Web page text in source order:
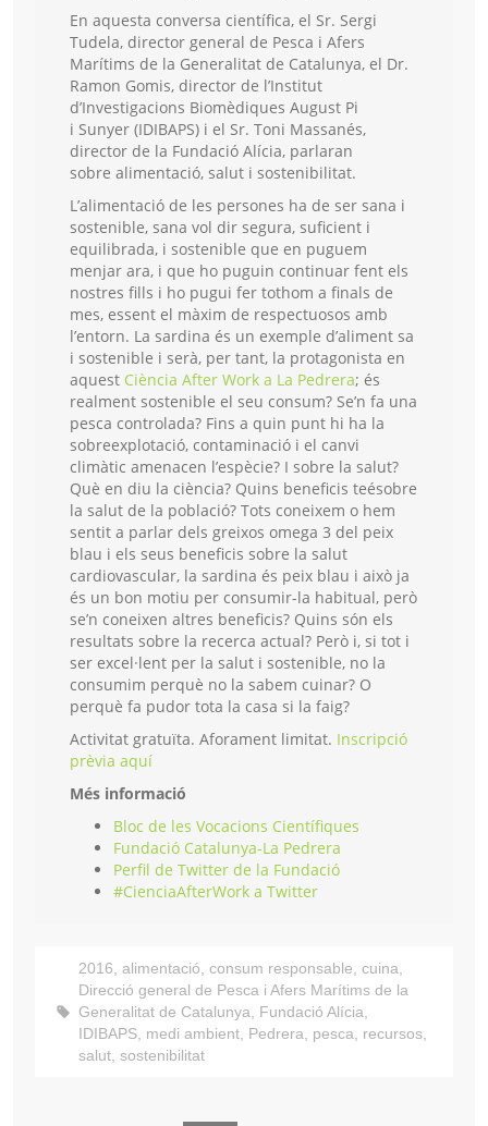
En aquesta conversa científica, el Sr. Sergi
Tudela, director general de Pesca i Afers
Marítims de la Generalitat de Catalunya, el Dr.
Ramon Gomis, director de l’Institut
d’Investigacions Biomèdiques August Pi
i Sunyer (IDIBAPS) i el Sr. Toni Massanés,
director de la Fundació Alícia, parlaran
sobre alimentació, salut i sostenibilitat.
L’alimentació de les persones ha de ser sana i
sostenible, sana vol dir segura, suficient i
equilibrada, i sostenible que en puguem
menjar ara, i que ho puguin continuar fent els
nostres fills i ho pugui fer tothom a finals de
mes, essent el màxim de respectuosos amb
l’entorn. La sardina és un exemple d’aliment sa
i sostenible i serà, per tant, la protagonista en
aquest Ciència After Work a La Pedrera; és
realment sostenible el seu consum? Se’n fa una
pesca controlada? Fins a quin punt hi ha la
sobreexplotació, contaminació i el canvi
climàtic amenacen l’espècie? I sobre la salut?
Què en diu la ciència? Quins beneficis teésobre
la salut de la població? Tots coneixem o hem
sentit a parlar dels greixos omega 3 del peix
blau i els seus beneficis sobre la salut
cardiovascular, la sardina és peix blau i això ja
és un bon motiu per consumir-la habitual, però
se’n coneixen altres beneficis? Quins són els
resultats sobre la recerca actual? Però i, si tot i
ser excel·lent per la salut i sostenible, no la
consumim perquè no la sabem cuinar? O
perquè fa pudor tota la casa si la faig?
Activitat gratuïta. Aforament limitat. Inscripció
prèvia aquí
Més informació
Bloc de les Vocacions Científiques
Fundació Catalunya-La Pedrera
Perfil de Twitter de la Fundació
#CienciaAfterWork a Twitter
2016, alimentació, consum responsable, cuina,
Direcció general de Pesca i Afers Marítims de la
Generalitat de Catalunya, Fundació Alícia,
IDIBAPS, medi ambient, Pedrera, pesca, recursos,
salut, sostenibilitat